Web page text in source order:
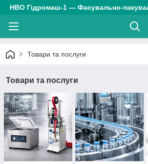
НВО Гідромаш-1 — Фасувально-
Товари та послуги
Товари та послуги